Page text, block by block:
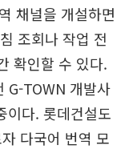
채널을 개설하면
조회나 작업 전
확인할 수 있다.
G-TOWN 개발사
이다. 롯데건설도
다국어 번역 모